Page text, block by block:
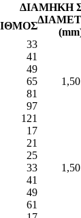
ΔΙΑΜΗΚΗ
33
41
49
65
81
97
121
1,50
17
21
25
33
41
49
61
1,50